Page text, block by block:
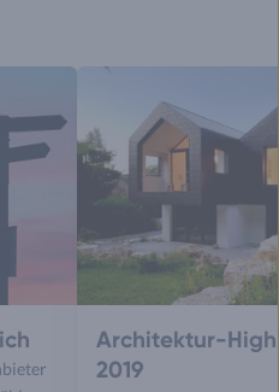
Architektur-
2019